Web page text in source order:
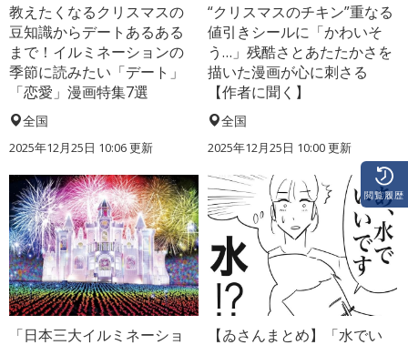
教えたくなるクリスマスの
豆知識からデートあるある
まで！イルミネーションの
季節に読みたい「デート」
「恋愛」漫画特集7選
全国
2025年12月25日 10:06 更新
“クリスマスのチキン”重なる
値引きシールに「かわいそ
う…」残酷さとあたたかさを
描いた漫画が心に刺さる
【作者に聞く】
全国
2025年12月25日 10:00 更新
「日本三大イルミネーショ
【ゐさんまとめ】「水でい
閲覧履歴